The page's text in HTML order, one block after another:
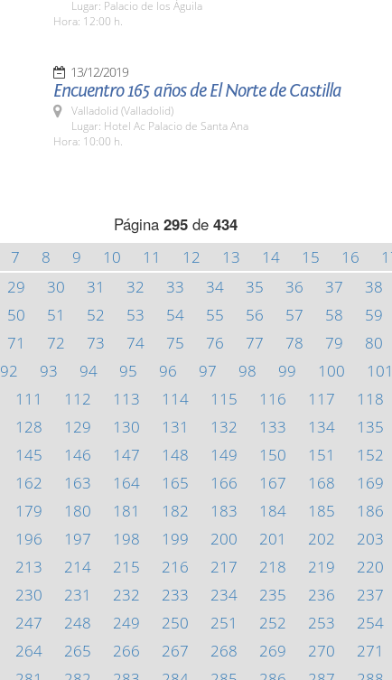
Lugar: Palacio de los Águila
Hora: 12:00 h.
13/12/2019
Encuentro 165 años de El Norte de Castilla
Valladolid (Valladolid)
Lugar: Hotel Ac Palacio de Santa Ana
Hora: 10:00 h.
Página 295de 434
7 8 9 10 11 12 13 14 15 16
29 30 31 32 33 34 35 36 37 38
50 51 52 53 54 55 56 57 58 59
71 72 73 74 75 76 77 78 79 80
92 93 94 95 96 97 98 99 100 101
111 112 113 114 115 116 117 118
128 129 130 131 132 133 134 135
145 146 147 148 149 150 151 152
162 163 164 165 166 167 168 169
179 180 181 182 183 184 185 186
196 197 198 199 200 201 202 203
213 214 215 216 217 218 219 220
230 231 232 233 234 235 236 237
247 248 249 250 251 252 253 254
264 265 266 267 268 269 270 271